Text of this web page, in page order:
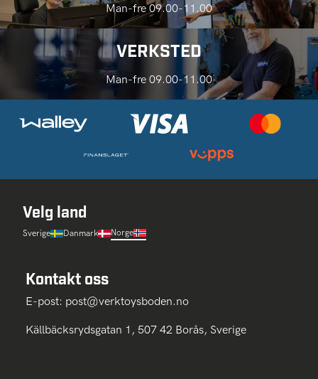
Man-fre 09.00-11.00
VERKSTED
Man-fre 09.00-11.00
Velg land
Sverige Danmark Norge
Kontakt oss
E-post: post@verktoysboden.no
Källbäcksrydsgatan 1, 507 42 Borås, Sverige